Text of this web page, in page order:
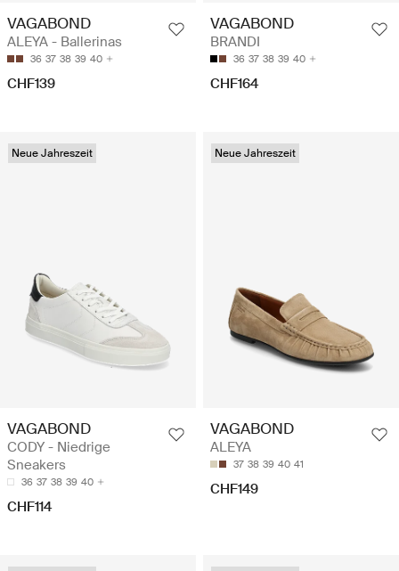
VAGABOND
ALEYA - Ballerinas
36 37 38 39 40
CHF139
VAGABOND
BRANDI
36 37 38 39 40
CHF164
Neue Jahreszeit
VAGABOND
CODY - Niedrige
Sneakers
36 37 38 39 40
CHF114
Neue Jahreszeit
VAGABOND
ALEYA
37 38 39 40 41
CHF149